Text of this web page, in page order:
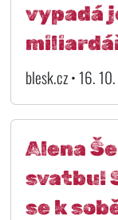
vypadá
blesk.cz • 16.
Alena
svatbu!
se k